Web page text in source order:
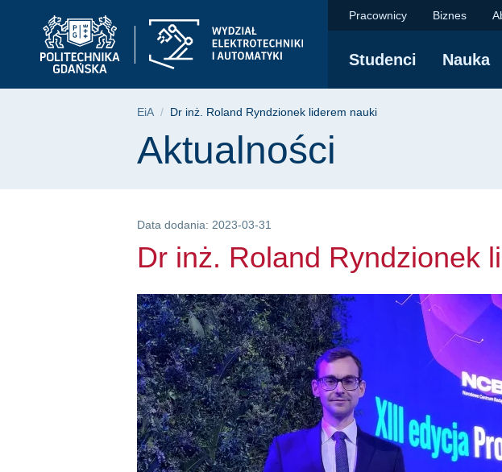
głównego
wyszukiwarki
Dr inż. Roland Ryndzionek
Pracownicy Biznes
Studenci Nauka
Ścieżka nawigacyjna
EiA Dr inż. Roland Ryndzionek liderem nauki
Treść strony
Aktualności
Data dodania: 2023-03-31
Dr inż. Roland Ryndzionek